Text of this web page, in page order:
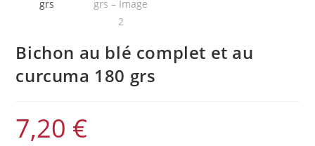
Bichon au blé complet et au
curcuma 180 grs
7,20 €